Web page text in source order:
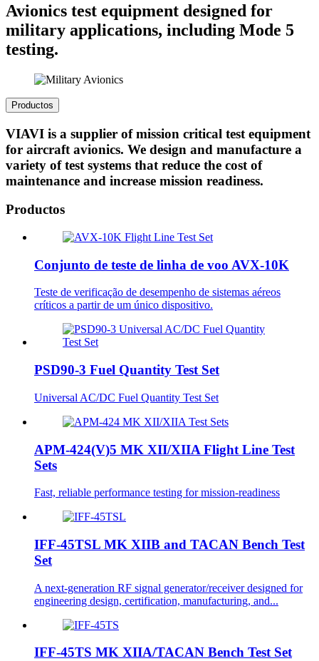
Avionics test equipment designed for
military applications, including Mode 5
testing.
Productos
VIAVI is a supplier of mission critical test equipment
for aircraft avionics. We design and manufacture a
variety of test systems that reduce the cost of
maintenance and increase mission readiness.
Productos
Conjunto de teste de linha de voo AVX-10K
Teste de verificação de desempenho de sistemas aéreos
críticos a partir de um único dispositivo.
PSD90-3 Fuel Quantity Test Set
Universal AC/DC Fuel Quantity Test Set
APM-424(V)5 MK XII/XIIA Flight Line Test
Sets
Fast, reliable performance testing for mission-readiness
IFF-45TSL MK XIIB and TACAN Bench Test
Set
A next-generation RF signal generator/receiver designed for
engineering design, certification, manufacturing, and...
IFF-45TS MK XIIA/TACAN Bench Test Set